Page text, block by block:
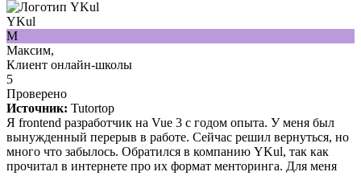
YKul
М
Максим,
Клиент онлайн-школы
5
Проверено
Источник: Tutortop
Я frontend разработчик на Vue 3 с годом опыта. У меня был
вынужденный перерыв в работе. Сейчас решил вернуться, но
много что забылось. Обратился в компанию YKul, так как
прочитал в интернете про их формат менторинга. Для меня